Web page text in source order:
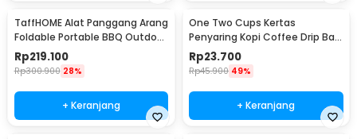
TaffHOME Alat Panggang Arang
Foldable Portable BBQ Outdoor
Grill Stove - HWSK77
Rp219.100
Rp300.900 28%
+ Keranjang
One Two Cups Kertas
Penyaring Kopi Coffee Drip Bag
Paper Filter 50PCS - T111
Rp23.700
Rp45.900 49%
+ Keranjang